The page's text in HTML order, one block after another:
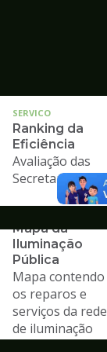
SERVICO
Ranking da
Eficiência
Avaliação das
Secretarias
Mapa da
Iluminação
Pública
Mapa contendo
os reparos e
serviços da rede
de iluminação